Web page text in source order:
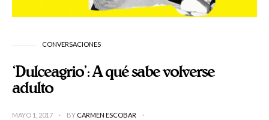
CONVERSACIONES
‘Dulceagrio’: A qué sabe volverse
adulto
MAYO 1, 2017 BY CARMEN ESCOBAR